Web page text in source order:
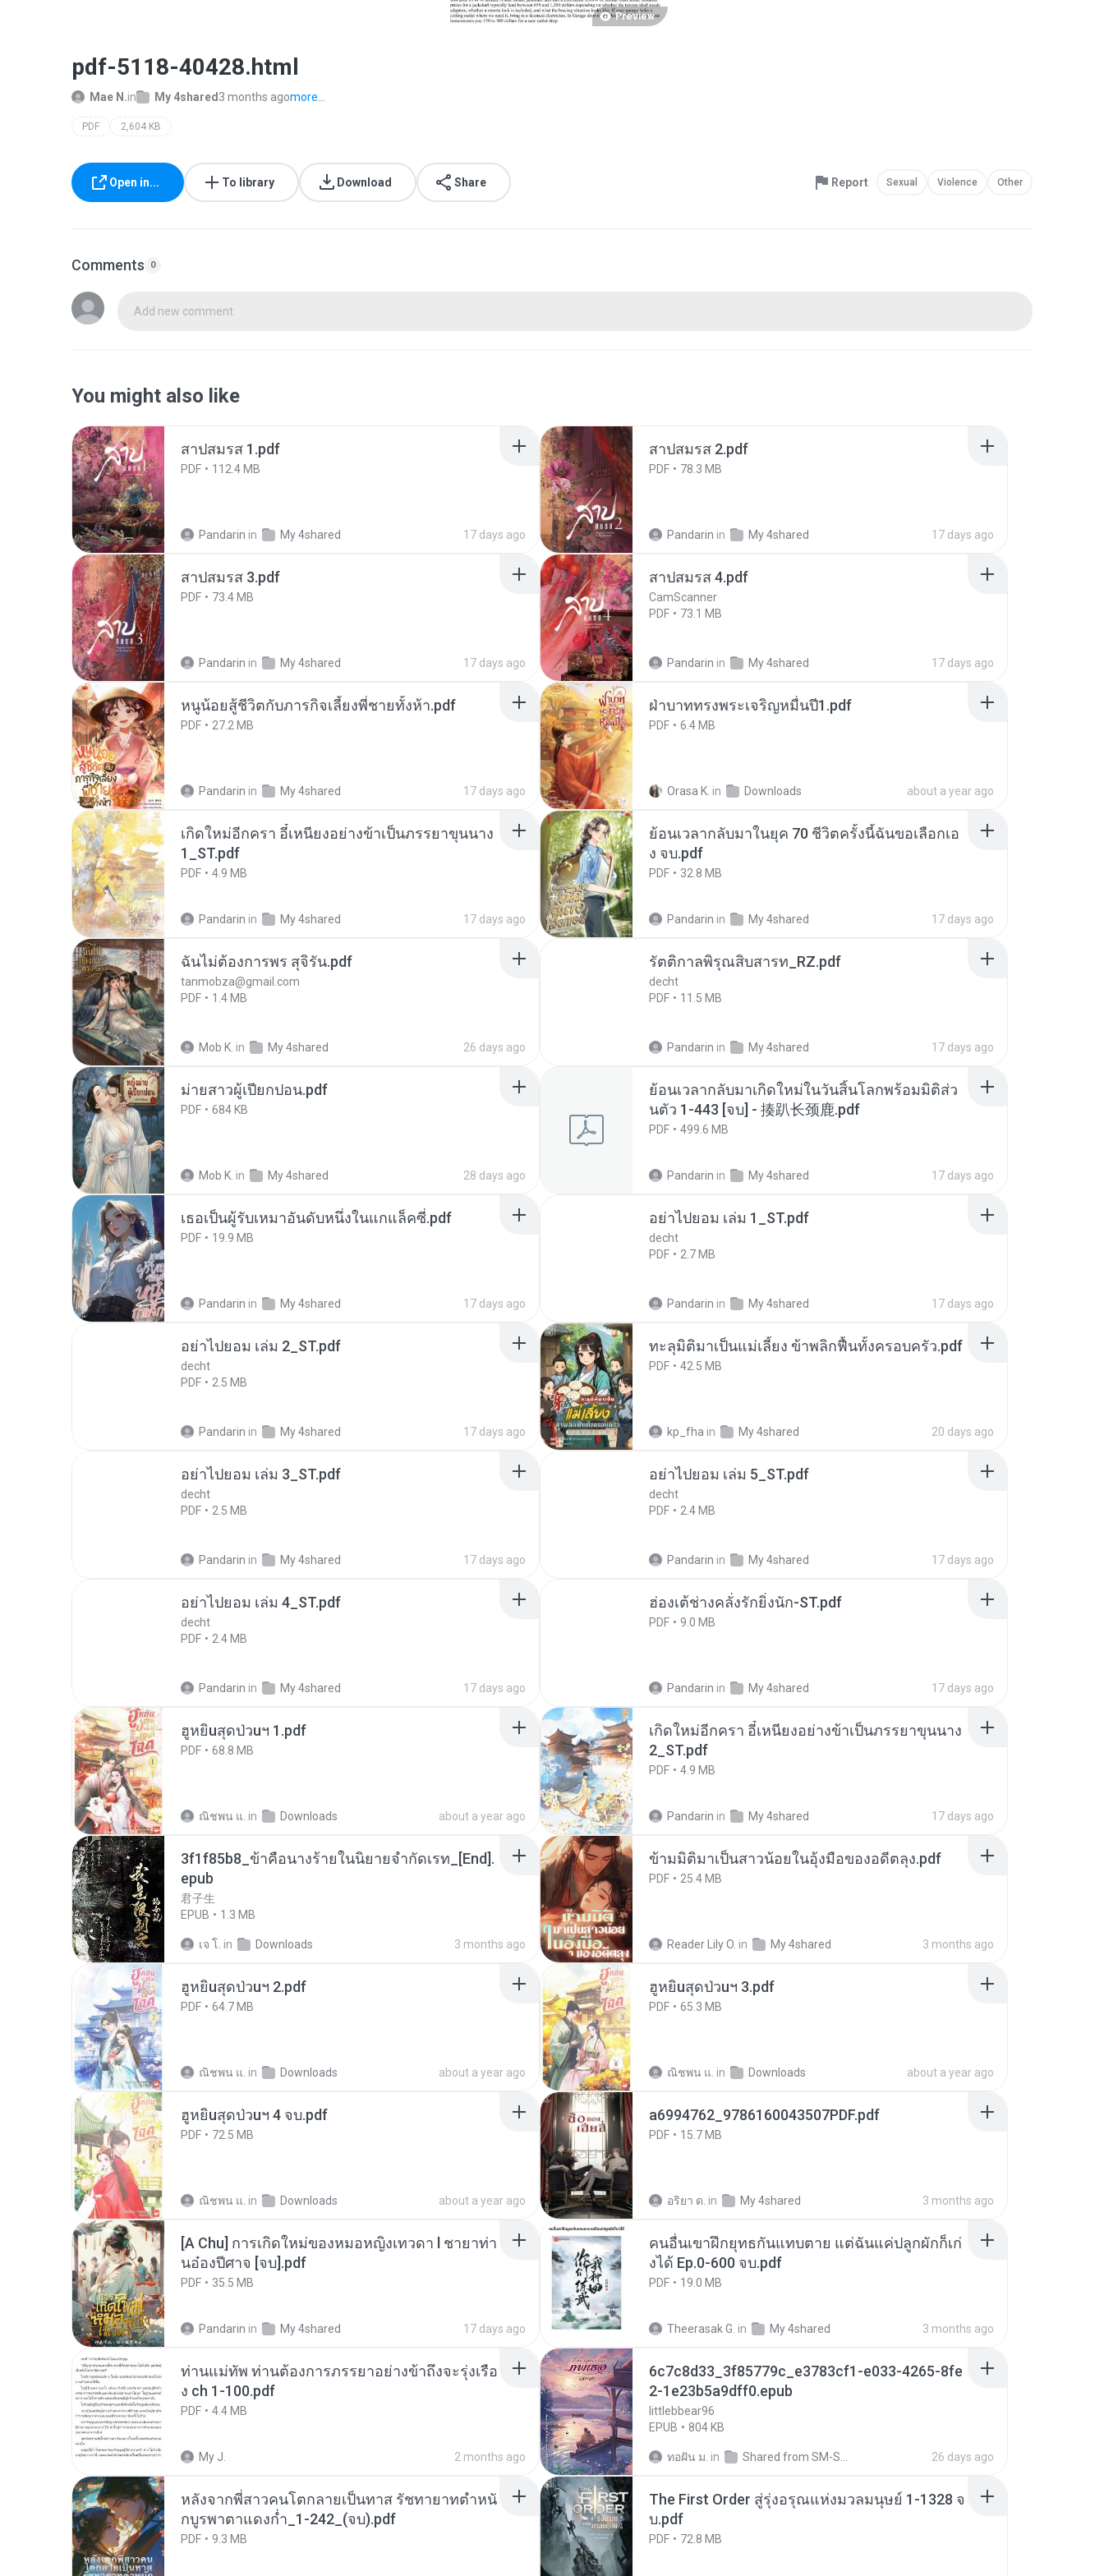
Preview
pdf-5118-40428.html
Mae N.in My 4shared 3 months agomore...
PDF 2,604 KB
Open in... To library Download Share Report Sexual Violence Other
Comments 0
Add new comment
You might also like
สาปสมรส 1.pdf
PDF 112.4 MB
Pandarin in My 4shared 17 days ago
สาปสมรส 2.pdf
PDF 78.3 MB
Pandarin in My 4shared 17 days ago
สาปสมรส 3.pdf
PDF 73.4 MB
Pandarin in My 4shared 17 days ago
สาปสมรส 4.pdf
CamScanner
PDF
73.1 MB
Pandarin in My 4shared 17 days ago
หนูน้อยสู้ชีวิตกับภารกิจเลี้ยงพี่ชายทั้งห้า.pdf
PDF 27.2 MB
Pandarin in My 4shared 17 days ago
ฝ่าบาททรงพระเจริญหมื่นปี1.pdf
PDF 6.4 MB
Orasa K. in Downloads about a year ago
เกิดใหม่อีกครา อี๋เหนียงอย่างข้าเป็นภรรยาขุนนาง
1_ST.pdf
PDF 4.9 MB
Pandarin in My 4shared 17 days ago
ย้อนเวลากลับมาในยุค 70 ชีวิตครั้งนี้ฉันขอเลือกเอ
ง จบ.pdf
PDF 32.8 MB
Pandarin in My 4shared 17 days ago
ฉันไม่ต้องการพร สุจิรัน.pdf
tanmobza@gmail.com
PDF
1.4 MB
Mob K. in My 4shared 26 days ago
รัตติกาลพิรุณสิบสารท_RZ.pdf
decht
PDF
11.5 MB
Pandarin in My 4shared 17 days ago
ม่ายสาวผู้เปียกปอน.pdf
PDF 684 KB
Mob K. in My 4shared 28 days ago
ย้อนเวลากลับมาเกิดใหม่ในวันสิ้นโลกพร้อมมิติส่ว
นตัว 1-443 [จบ] - 揍趴长颈鹿.pdf
PDF 499.6 MB
Pandarin in My 4shared 17 days ago
เธอเป็นผู้รับเหมาอันดับหนึ่งในแกแล็คซี่.pdf
PDF 19.9 MB
Pandarin in My 4shared 17 days ago
อย่าไปยอม เล่ม 1_ST.pdf
decht
PDF
2.7 MB
Pandarin in My 4shared 17 days ago
อย่าไปยอม เล่ม 2_ST.pdf
decht
PDF
2.5 MB
Pandarin in My 4shared 17 days ago
ทะลุมิติมาเป็นแม่เลี้ยง ข้าพลิกฟื้นทั้งครอบครัว.pdf
PDF 42.5 MB
kp_fha in My 4shared 20 days ago
อย่าไปยอม เล่ม 3_ST.pdf
decht
PDF
2.5 MB
Pandarin in My 4shared 17 days ago
อย่าไปยอม เล่ม 5_ST.pdf
decht
PDF
2.4 MB
Pandarin in My 4shared 17 days ago
อย่าไปยอม เล่ม 4_ST.pdf
decht
PDF
2.4 MB
Pandarin in My 4shared 17 days ago
ฮ่องเต้ช่างคลั่งรักยิ่งนัก-ST.pdf
PDF 9.0 MB
Pandarin in My 4shared 17 days ago
ฮูหยิuสุดป่วuฯ 1.pdf
PDF 68.8 MB
ณิชพน แ. in Downloads about a year ago
เกิดใหม่อีกครา อี๋เหนียงอย่างข้าเป็นภรรยาขุนนาง
2_ST.pdf
PDF 4.9 MB
Pandarin in My 4shared 17 days ago
3f1f85b8_ข้าคือนางร้ายในนิยายจำกัดเรท_[End].
epub
君子生
EPUB
1.3 MB
เจ โ. in Downloads 3 months ago
ข้ามมิติมาเป็นสาวน้อยในอุ้งมือของอดีตลุง.pdf
PDF 25.4 MB
Reader Lily O. in My 4shared 3 months ago
ฮูหยิuสุดป่วuฯ 2.pdf
PDF 64.7 MB
ณิชพน แ. in Downloads about a year ago
ฮูหยิuสุดป่วuฯ 3.pdf
PDF 65.3 MB
ณิชพน แ. in Downloads about a year ago
ฮูหยิuสุดป่วuฯ 4 จบ.pdf
PDF 72.5 MB
ณิชพน แ. in Downloads about a year ago
a6994762_9786160043507PDF.pdf
PDF 15.7 MB
อริยา ด. in My 4shared 3 months ago
[A Chu] การเกิดใหม่ของหมอหญิงเทวดา l ชายาท่า
นอ๋องปีศาจ [จบ].pdf
PDF 35.5 MB
Pandarin in My 4shared 17 days ago
คนอื่นเขาฝึกยุทธกันแทบตาย แต่ฉันแค่ปลูกผักก็เก่
งได้ Ep.0-600 จบ.pdf
PDF 19.0 MB
Theerasak G. in My 4shared 3 months ago
ท่านแม่ทัพ ท่านต้องการภรรยาอย่างข้าถึงจะรุ่งเรือ
ง ch 1-100.pdf
PDF 4.4 MB
My J. 2 months ago
6c7c8d33_3f85779c_e3783cf1-e033-4265-8fe
2-1e23b5a9dff0.epub
littlebbear96
EPUB
804 KB
ทอฝัน ม. in 26 days ago
หลังจากพี่สาวคนโตกลายเป็นทาส รัชทายาทตำหนั
กบูรพาตาแดงก่ำ_1-242_(จบ).pdf
PDF 9.3 MB
The First Order สู่รุ่งอรุณแห่งมวลมนุษย์ 1-1328 จ
บ.pdf
PDF 72.8 MB